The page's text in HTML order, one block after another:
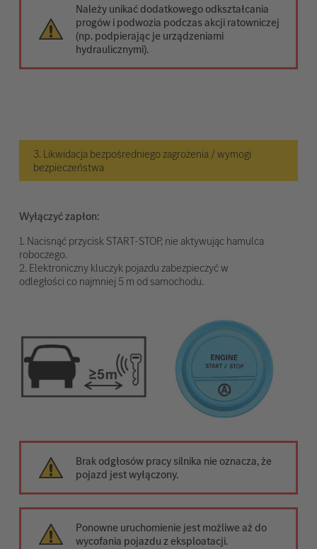
Należy unikać dodatkowego odkształcania
progów i podwozia podczas akcji ratowniczej
(np. podpierając je urządzeniami
hydraulicznymi).
3. Likwidacja bezpośredniego zagrożenia / wymogi
bezpieczeństwa
Wyłączyć zapłon:
1. Nacisnąć przycisk START-STOP, nie aktywując hamulca
roboczego.
2. Elektroniczny kluczyk pojazdu zabezpieczyć w
odległości co najmniej 5 m od samochodu.
Brak odgłosów pracy silnika nie oznacza, że
pojazd jest wyłączony.
Ponowne uruchomienie jest możliwe aż do
wycofania pojazdu z eksploatacji.